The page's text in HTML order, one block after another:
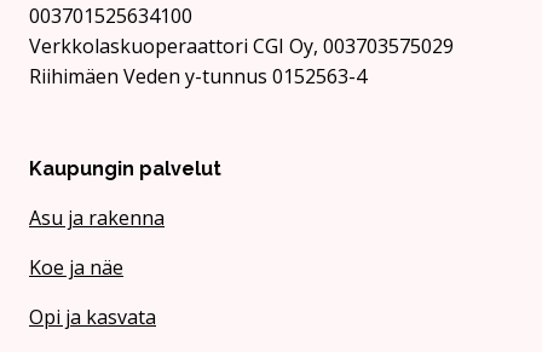
003701525634100
Verkkolaskuoperaattori CGI Oy, 003703575029
Riihimäen Veden y-tunnus 0152563-4
Kaupungin palvelut
Asu ja rakenna
Koe ja näe
Opi ja kasvata